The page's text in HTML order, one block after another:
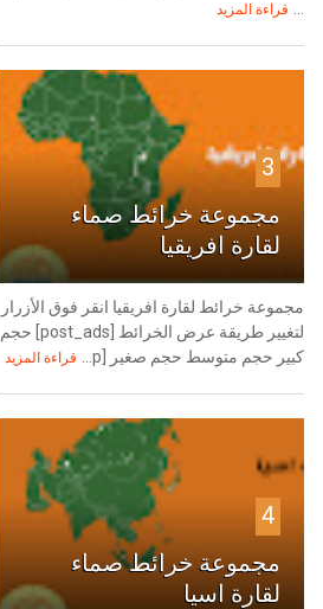
قراءة المزيد
3
مجموعة خرائط صماء
لقارة افريقيا
مجموعة خرائط لقارة افريقيا انقر فوق الأزرار
لتغيير طريقة عرض الخرائط [post_ads] حجم
كبير حجم متوسط حجم صغير [p...
قراءة المزيد
4
مجموعة خرائط صماء
لقارة اسيا